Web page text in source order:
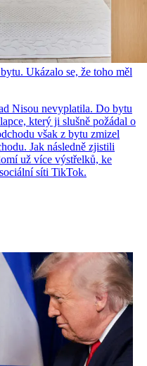
Ukázalo se, že toho měl
Nisou nevyplatila. Do bytu
který ji slušně požádal o
však z bytu zmizel
Jak následně zjistili
už více výstřelků, ke
síti TikTok.